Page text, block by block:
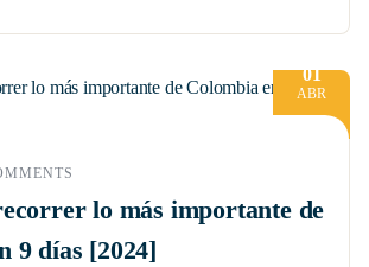
01
ABR
lo más importante de
9 días [2024]